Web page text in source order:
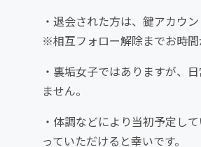
・退会された方は、鍵アカウ
※相互フォロー解除までお時
・裏垢女子ではありますが、
ません。
・体調などにより当初予定し
っていただけると幸いです。